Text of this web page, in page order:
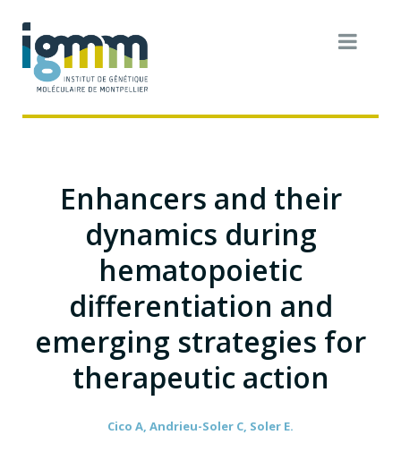
Enhancers and their
dynamics during
hematopoietic
differentiation and
emerging strategies for
therapeutic action
Cico A, Andrieu-Soler C, Soler E.